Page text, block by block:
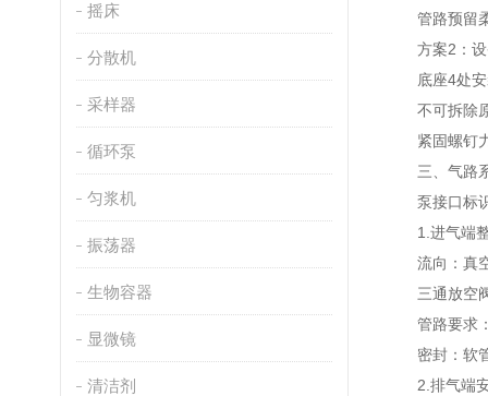
摇床
分散机
采样器
循环泵
匀浆机
振荡器
生物容器
显微镜
清洁剂
管路预留柔
方案2：设
底座4处安装
不可拆除原
紧固螺钉力
三、气路系
泵接口标识
1.进气端整
流向：真空
三通放空阀
管路要求：
密封：软管
2.排气端安